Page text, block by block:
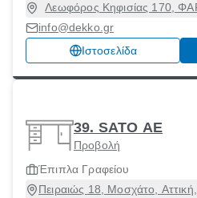
Λεωφόρος Κηφισίας 170,
info@dekko.gr
Ιστοσελίδα
39. SATO ΑΕ
Προβολή
Έπιπλα Γραφείου
Πειραιώς 18, Μοσχάτο,